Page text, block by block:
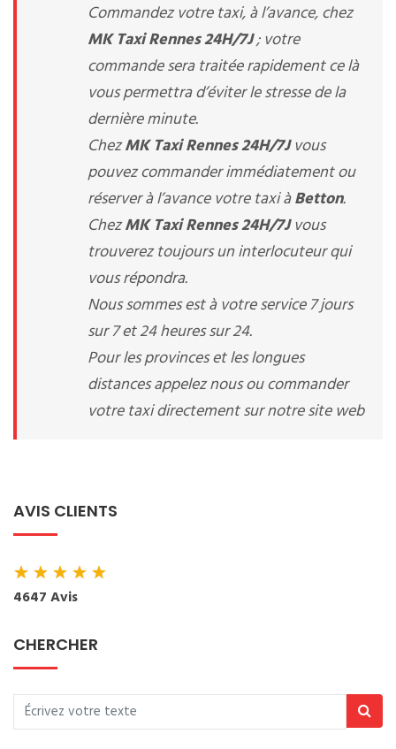
Commandez votre taxi, à l’avance, chez
MK Taxi Rennes 24H/7J; votre
commande sera traitée rapidement ce là
vous permettra d’éviter le stresse de la
dernière minute.
ChezMK Taxi Rennes 24H/7Jvous
pouvez commander immédiatement ou
réserver à l’avance votre taxi àBetton.
ChezMK Taxi Rennes 24H/7Jvous
trouverez toujours un interlocuteur qui
vous répondra.
Nous sommes est à votre service 7 jours
sur 7 et 24 heures sur 24.
Pour les provinces et les longues
distances appelez nous ou commander
votre taxi directement sur notre site web
AVIS CLIENTS
★★★★★
4647 Avis
CHERCHER